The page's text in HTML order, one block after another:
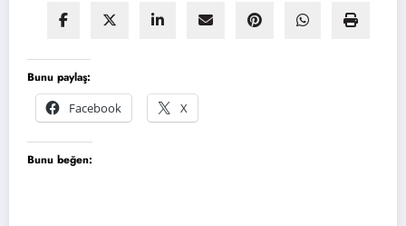
Bunu paylaş:
Facebook
X
Bunu beğen: